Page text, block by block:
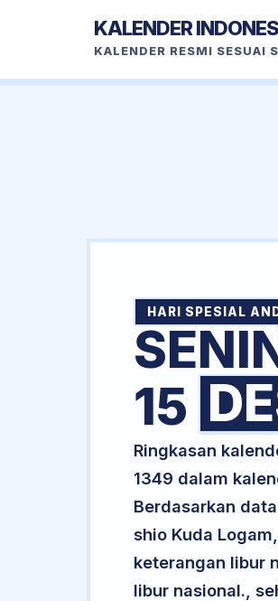
KALENDER
KALENDER RESMI SESUAI
HARI SPESIAL
15
Ringkasan
1349 dalam
Berdasarkan
shio Kuda
keterangan libur
libur nasional.,